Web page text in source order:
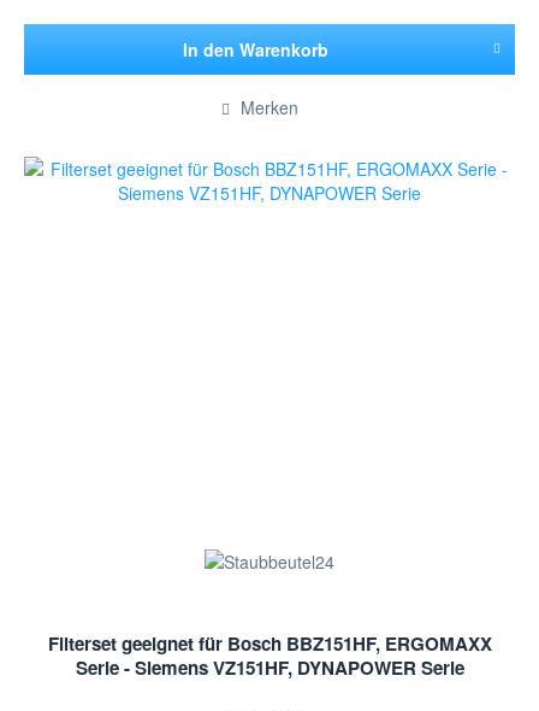
In den Warenkorb
Merken
Filterset geeignet für Bosch BBZ151HF, ERGOMAXX
Serie - Siemens VZ151HF, DYNAPOWER Serie